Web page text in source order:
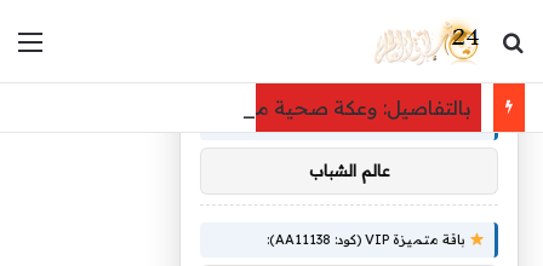
بحث عن
بالتفاصيل: وعكة صحية مفاجئة تُدخل منة شلبي غرفة
توصيات :
باقة متميزة VIP (كود: AA86842):
عالم الشباب
باقة متميزة VIP (كود: AA11138):